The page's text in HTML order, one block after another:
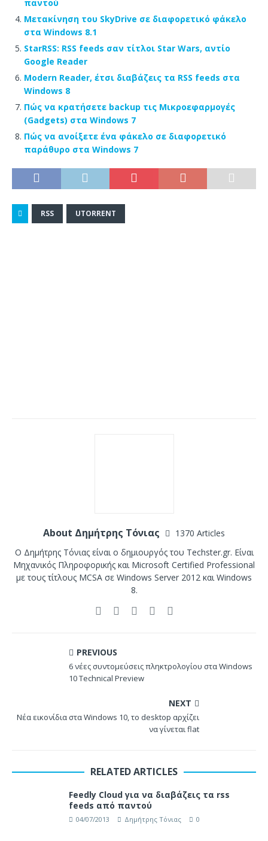
παντού
Μετακίνηση του SkyDrive σε διαφορετικό φάκελο
στα Windows 8.1
StarRSS: RSS feeds σαν τίτλοι Star Wars, αντίο
Google Reader
Modern Reader, έτσι διαβάζεις τα RSS feeds στα
Windows 8
Πώς να κρατήσετε backup τις Μικροεφαρμογές
(Gadgets) στα Windows 7
Πώς να ανοίξετε ένα φάκελο σε διαφορετικό
παράθυρο στα Windows 7
RSS UTORRENT
About Δημήτρης Τόνιας
1370 Articles
Ο Δημήτρης Τόνιας είναι ο δημιουργός του Techster.gr. Είναι
Μηχανικός Πληροφορικής και Microsoft Certified Professional
με τους τίτλους MCSA σε Windows Server 2012 και Windows
8.
PREVIOUS
6 νέες συντομεύσεις πληκτρολογίου στα Windows
10 Technical Preview
NEXT
Νέα εικονίδια στα Windows 10, το desktop αρχίζει
να γίνεται flat
RELATED ARTICLES
Feedly Cloud για να διαβάζεις τα rss
feeds από παντού
04/07/2013 Δημήτρης Τόνιας 0